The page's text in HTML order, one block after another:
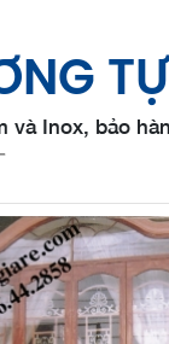
TỰ
và Inox, bảo